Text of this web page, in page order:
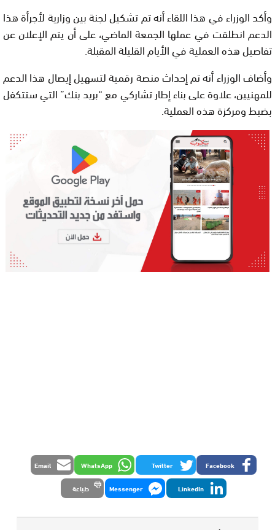
وأكد الوزراء في هذا اللقاء أنه تم تشكيل لجنة بين وزارية لأجرأة هذا
الدعم انطلقت في عملها الجمعة الماضي، على أن يتم الإعلان عن
تفاصيل هذه العملية في الأيام القليلة المقبلة.
وأضاف الوزراء أنه تم إحداث منصة رقمية لتسهيل إيصال هذا الدعم
للمهنيين، علاوة على بناء إطار تشاركي مع “بريد بنك” التي ستتكفل
بضبط ومركزة هذه العملية.
Facebook
Twitter
WhatsApp
Email
LinkedIn
Messenger طباعة